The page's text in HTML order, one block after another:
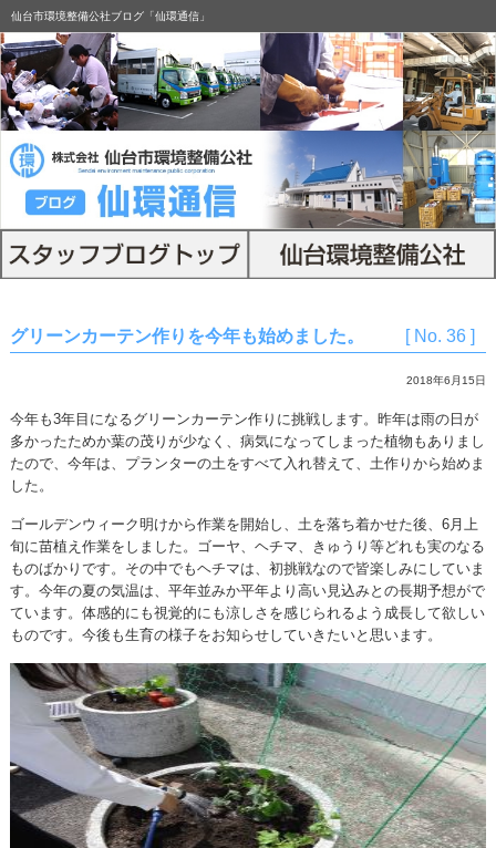
仙台市環境整備公社ブログ「仙環通信」
グリーンカーテン作りを今年も始めました。 [ No. 36 ]
2018年6月15日
今年も3年目になるグリーンカーテン作りに挑戦します。昨年は雨の日が
多かったためか葉の茂りが少なく、病気になってしまった植物もありまし
たので、今年は、プランターの土をすべて入れ替えて、土作りから始めま
した。
ゴールデンウィーク明けから作業を開始し、土を落ち着かせた後、6月上
旬に苗植え作業をしました。ゴーヤ、ヘチマ、きゅうり等どれも実のなる
ものばかりです。その中でもヘチマは、初挑戦なので皆楽しみにしていま
す。今年の夏の気温は、平年並みか平年より高い見込みとの長期予想がで
ています。体感的にも視覚的にも涼しさを感じられるよう成長して欲しい
ものです。今後も生育の様子をお知らせしていきたいと思います。